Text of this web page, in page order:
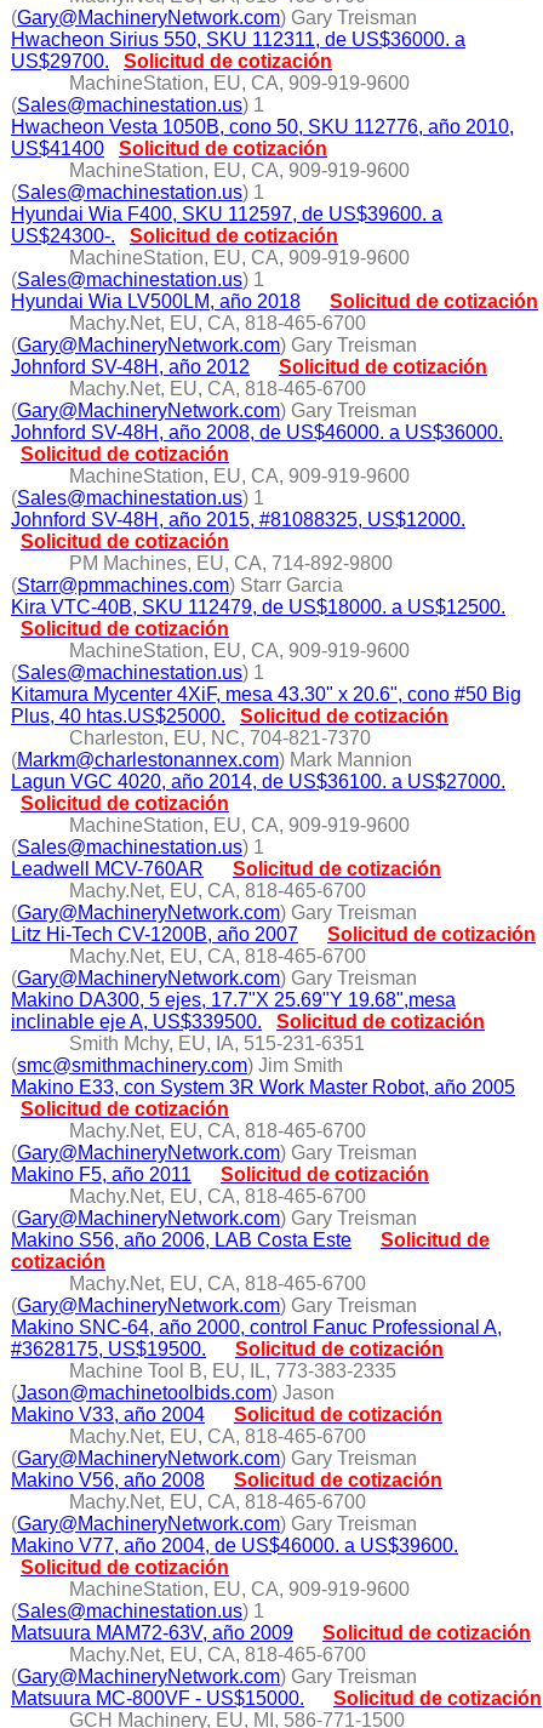
(Gary@MachineryNetwork.com) Gary Treisman
Hwacheon Sirius 550, SKU 112311, de US$36000. a
US$29700.
Solicitud de cotización
MachineStation, EU, CA, 909-919-9600
(Sales@machinestation.us) 1
Hwacheon Vesta 1050B, cono 50, SKU 112776, año 2010,
US$41400
Solicitud de cotización
MachineStation, EU, CA, 909-919-9600
(Sales@machinestation.us) 1
Hyundai Wia F400, SKU 112597, de US$39600. a
US$24300-.
Solicitud de cotización
MachineStation, EU, CA, 909-919-9600
(Sales@machinestation.us) 1
Hyundai Wia LV500LM, año 2018
Solicitud de cotización
Machy.Net, EU, CA, 818-465-6700
(Gary@MachineryNetwork.com) Gary Treisman
Johnford SV-48H, año 2012
Solicitud de cotización
Machy.Net, EU, CA, 818-465-6700
(Gary@MachineryNetwork.com) Gary Treisman
Johnford SV-48H, año 2008, de US$46000. a US$36000.
Solicitud de cotización
MachineStation, EU, CA, 909-919-9600
(Sales@machinestation.us) 1
Johnford SV-48H, año 2015, #81088325, US$12000.
Solicitud de cotización
PM Machines, EU, CA, 714-892-9800
(Starr@pmmachines.com) Starr Garcia
Kira VTC-40B, SKU 112479, de US$18000. a US$12500.
Solicitud de cotización
MachineStation, EU, CA, 909-919-9600
(Sales@machinestation.us) 1
Kitamura Mycenter 4XiF, mesa 43.30" x 20.6", cono #50 Big
Plus, 40 htas.US$25000.
Solicitud de cotización
Charleston, EU, NC, 704-821-7370
(Markm@charlestonannex.com) Mark Mannion
Lagun VGC 4020, año 2014, de US$36100. a US$27000.
Solicitud de cotización
MachineStation, EU, CA, 909-919-9600
(Sales@machinestation.us) 1
Leadwell MCV-760AR
Solicitud de cotización
Machy.Net, EU, CA, 818-465-6700
(Gary@MachineryNetwork.com) Gary Treisman
Litz Hi-Tech CV-1200B, año 2007
Solicitud de cotización
Machy.Net, EU, CA, 818-465-6700
(Gary@MachineryNetwork.com) Gary Treisman
Makino DA300, 5 ejes, 17.7"X 25.69"Y 19.68",mesa
inclinable eje A, US$339500.
Solicitud de cotización
Smith Mchy, EU, IA, 515-231-6351
(smc@smithmachinery.com) Jim Smith
Makino E33, con System 3R Work Master Robot, año 2005
Solicitud de cotización
Machy.Net, EU, CA, 818-465-6700
(Gary@MachineryNetwork.com) Gary Treisman
Makino F5, año 2011
Solicitud de cotización
Machy.Net, EU, CA, 818-465-6700
(Gary@MachineryNetwork.com) Gary Treisman
Makino S56, año 2006, LAB Costa Este
Solicitud de
cotización
Machy.Net, EU, CA, 818-465-6700
(Gary@MachineryNetwork.com) Gary Treisman
Makino SNC-64, año 2000, control Fanuc Professional A,
#3628175, US$19500.
Solicitud de cotización
Machine Tool B, EU, IL, 773-383-2335
(Jason@machinetoolbids.com) Jason
Makino V33, año 2004
Solicitud de cotización
Machy.Net, EU, CA, 818-465-6700
(Gary@MachineryNetwork.com) Gary Treisman
Makino V56, año 2008
Solicitud de cotización
Machy.Net, EU, CA, 818-465-6700
(Gary@MachineryNetwork.com) Gary Treisman
Makino V77, año 2004, de US$46000. a US$39600.
Solicitud de cotización
MachineStation, EU, CA, 909-919-9600
(Sales@machinestation.us) 1
Matsuura MAM72-63V, año 2009
Solicitud de cotización
Machy.Net, EU, CA, 818-465-6700
(Gary@MachineryNetwork.com) Gary Treisman
Matsuura MC-800VF - US$15000.
Solicitud de cotización
GCH Machinery, EU, MI, 586-771-1500